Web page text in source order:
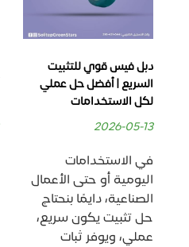
دبل فيس قوي للتثبيت
السريع | أفضل حل عملي
لكل الاستخدامات
2026-05-13
في الاستخدامات
اليومية أو حتى الأعمال
الصناعية، دايمًا بنحتاج
حل تثبيت يكون سريع،
عملي، ويوفر ثبات